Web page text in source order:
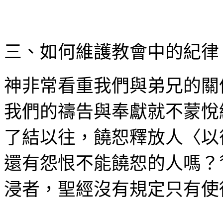
三、如何維護教會中的紀
神非常看重我們與弟兄的
我們的禱告與奉獻就不蒙
了結以往，饒恕釋放人〈
還有怨恨不能饒恕的人嗎
浸者，聖經沒有規定只有